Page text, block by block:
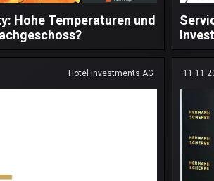
Hohe Temperaturen und
Hotel Investments AG